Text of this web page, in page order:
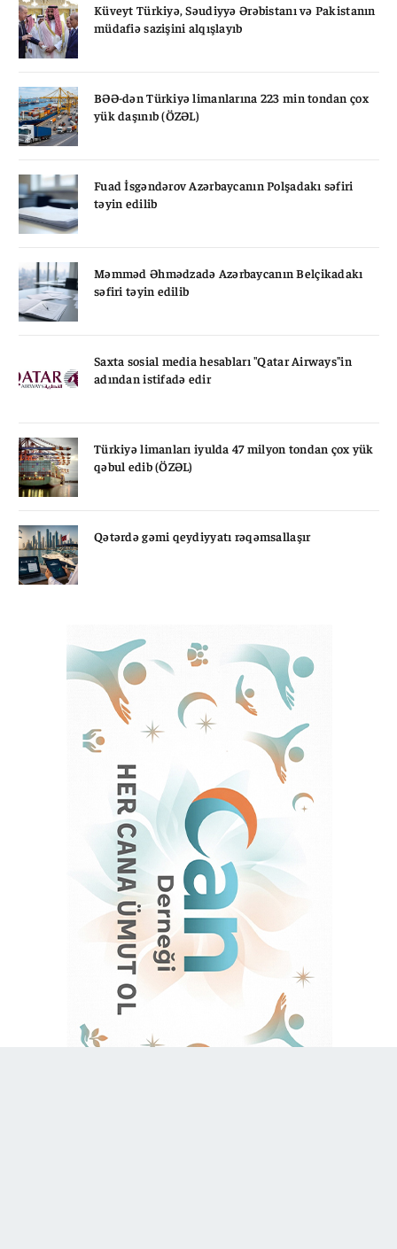
Küveyt Türkiyə, Səudiyyə Ərəbistanı və Pakistanın
müdafiə sazişini alqışlayıb
BƏƏ-dən Türkiyə limanlarına 223 min tondan çox
yük daşınıb (ÖZƏL)
Fuad İsgəndərov Azərbaycanın Polşadakı səfiri
təyin edilib
Məmməd Əhmədzadə Azərbaycanın Belçikadakı
səfiri təyin edilib
Saxta sosial media hesabları "Qatar Airways"in
adından istifadə edir
Türkiyə limanları iyulda 47 milyon tondan çox yük
qəbul edib (ÖZƏL)
Qətərdə gəmi qeydiyyatı rəqəmsallaşır